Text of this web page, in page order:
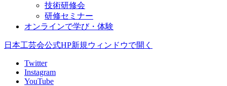
技術研修会
研修セミナー
オンラインで学び・体験
日本工芸会公式HP新規ウィンドウで開く
Twitter
Instagram
YouTube